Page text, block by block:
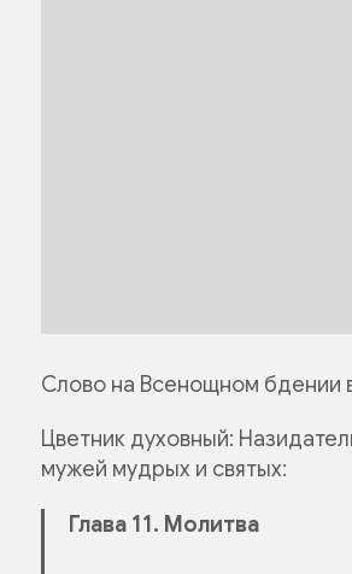
Слово на Всенощном бдении
Цветник духовный:
мужей мудрых и святых:
Глава 11. Молитва